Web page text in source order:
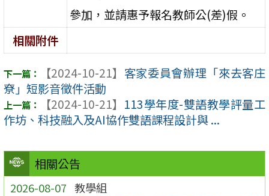
相關公告
2026-08-07 教學組
參加，並請惠予報名教師公(差)假。
相關附件
【2024-10-21】 客家委員會辦理「來去客庄
尞」短影音徵件活動
【2024-10-21】 113學年度-雙語教學評量工
作坊、科技融入及AI協作雙語課程設計與 ...